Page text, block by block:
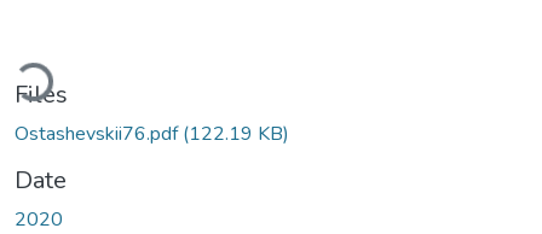
Files
Ostashevskii76.pdf(122.19 KB)
Date
2020